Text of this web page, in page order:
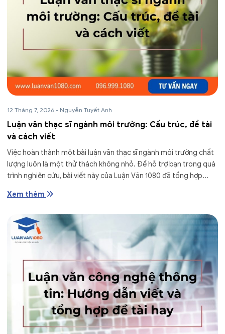
12 Tháng 7, 2026 - Nguyễn Tuyết Anh
Luận văn thạc sĩ ngành môi trường: Cấu trúc, đề tài
và cách viết
Việc hoàn thành một bài luận văn thạc sĩ ngành môi trường chất
lượng luôn là một thử thách không nhỏ. Để hỗ trợ bạn trong quá
trình nghiên cứu, bài viết này của Luận Văn 1080 đã tổng hợp...
Xem thêm